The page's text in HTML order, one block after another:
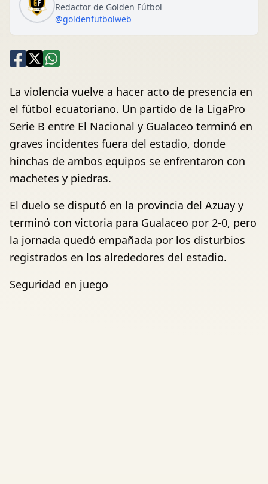
Redactor de Golden Fútbol
@goldenfutbolweb
La violencia vuelve a hacer acto de presencia en
el fútbol ecuatoriano. Un partido de la LigaPro
Serie B entre El Nacional y Gualaceo terminó en
graves incidentes fuera del estadio, donde
hinchas de ambos equipos se enfrentaron con
machetes y piedras.
El duelo se disputó en la provincia del Azuay y
terminó con victoria para Gualaceo por 2-0, pero
la jornada quedó empañada por los disturbios
registrados en los alrededores del estadio.
Seguridad en juego